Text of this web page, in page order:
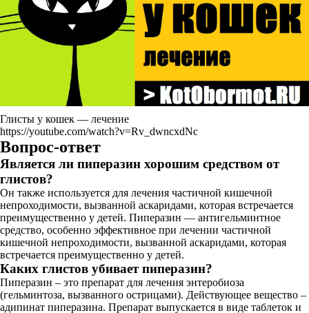
Глисты у кошек — лечение
https://youtube.com/watch?v=Rv_dwncxdNc
Вопрос-ответ
Является ли пиперазин хорошим средством от
глистов?
Он также используется для лечения частичной кишечной
непроходимости, вызванной аскаридами, которая встречается
преимущественно у детей. Пиперазин — антигельминтное
средство, особенно эффективное при лечении частичной
кишечной непроходимости, вызванной аскаридами, которая
встречается преимущественно у детей.
Каких глистов убивает пиперазин?
Пиперазин – это препарат для лечения энтеробиоза
(гельминтоза, вызванного острицами). Действующее вещество –
адипинат пиперазина. Препарат выпускается в виде таблеток и